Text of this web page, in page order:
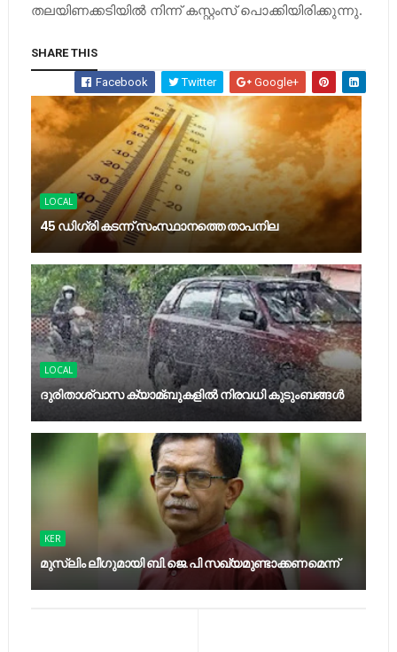
തലയിണക്കടിയില്‍ നിന്ന് കസ്റ്റംസ് പൊക്കിയിരിക്കുന്നു.
SHARE THIS
Facebook Twitter Google+
LOCAL
45 ഡിഗ്രി കടന്ന് സംസ്ഥാനത്തെ താപനില
LOCAL
ദുരിതാശ്വാസ ക്യാമ്ബുകളിൽ നിരവധി കുടുംബങ്ങൾ
KER
മുസ്‍ലിം ലീഗുമായി ബി.ജെ.പി സഖ്യമുണ്ടാക്കണമെന്ന്